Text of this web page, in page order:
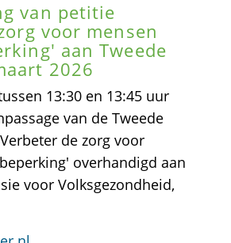
van petitie
voor mensen
aan Tweede
2026
13:30 en 13:45 uur
van de Tweede
de zorg voor
overhandigd aan
voor Volksgezondheid,